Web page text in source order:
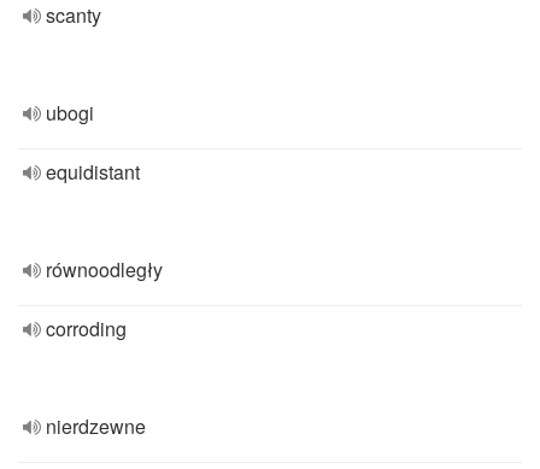
scanty
ubogi
equidistant
równoodległy
corroding
nierdzewne